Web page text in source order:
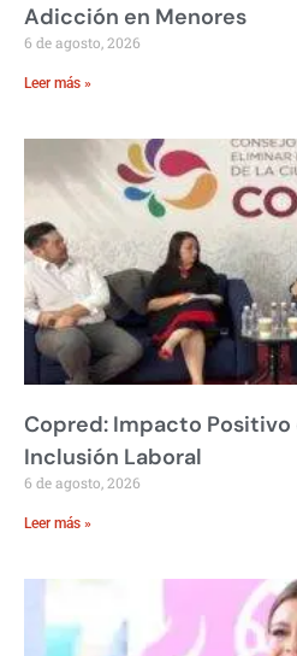
Adicción en Menores
6 de agosto, 2026
Leer más »
Copred: Impacto
Inclusión Laboral
6 de agosto, 2026
Leer más »